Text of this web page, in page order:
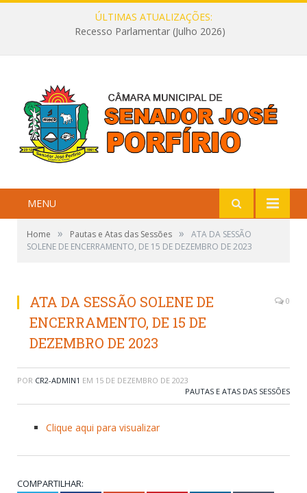
ÚLTIMAS ATUALIZAÇÕES:
Recesso Parlamentar (Julho 2026)
MENU
Home » Pautas e Atas das Sessões »
ATA DA SESSÃO
SOLENE DE ENCERRAMENTO, DE 15 DE DEZEMBRO DE 2023
ATA DA SESSÃO SOLENE DE
ENCERRAMENTO, DE 15 DE
DEZEMBRO DE 2023
0
POR CR2-ADMIN1 EM 15 DE DEZEMBRO DE 2023
PAUTAS E ATAS DAS SESSÕES
Clique aqui para visualizar
COMPARTILHAR: